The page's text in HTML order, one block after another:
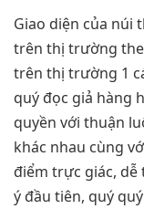
Giao diện của núi
trên thị trường
trên thị trường 1
quý đọc giả hàng
quyền với thuận
khác nhau cùng
điểm trực giác,
ý đầu tiên, quý